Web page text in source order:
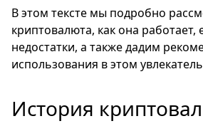
В этом тексте мы подробно
криптовалюта, как она
недостатки, а также дадим
использования в этом
История